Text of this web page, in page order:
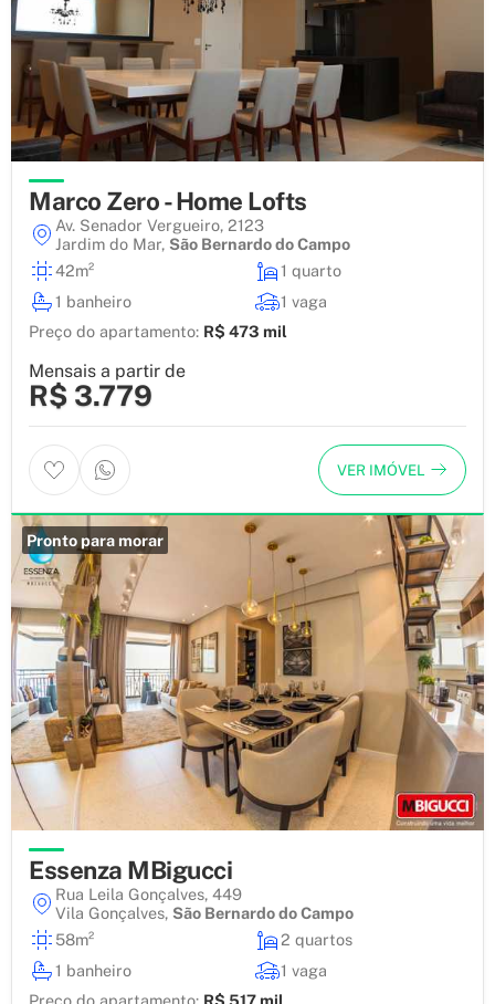
Marco Zero - Home Lofts
Av. Senador Vergueiro, 2123
Jardim do Mar, São Bernardo do Campo
42m²
1 quarto
1 banheiro
1 vaga
Preço do apartamento: R$ 473 mil
Mensais a partir de
R$ 3.779
VER IMÓVEL
Pronto para morar
Essenza MBigucci
Rua Leila Gonçalves, 449
Vila Gonçalves, São Bernardo do Campo
58m²
2 quartos
1 banheiro
1 vaga
Preço do apartamento: R$ 517 mil